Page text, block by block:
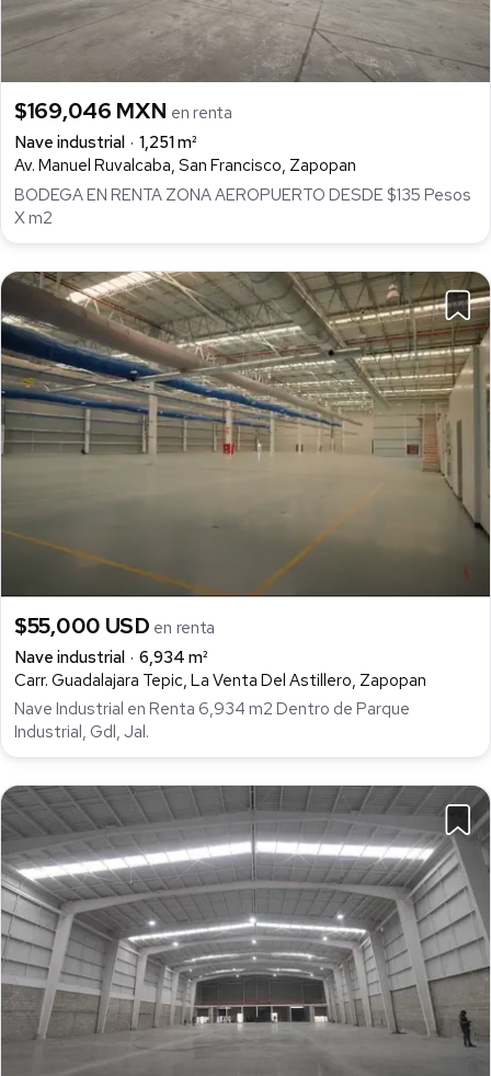
$169,046 MXN en renta
Nave industrial
1,251 m²
Av. Manuel Ruvalcaba, San Francisco, Zapopan
BODEGA EN RENTA ZONA AEROPUERTO DESDE $135 Pesos
X m2
$55,000 USD en renta
Nave industrial
6,934 m²
Carr. Guadalajara Tepic, La Venta Del Astillero, Zapopan
Nave Industrial en Renta 6,934 m2 Dentro de Parque
Industrial, Gdl, Jal.